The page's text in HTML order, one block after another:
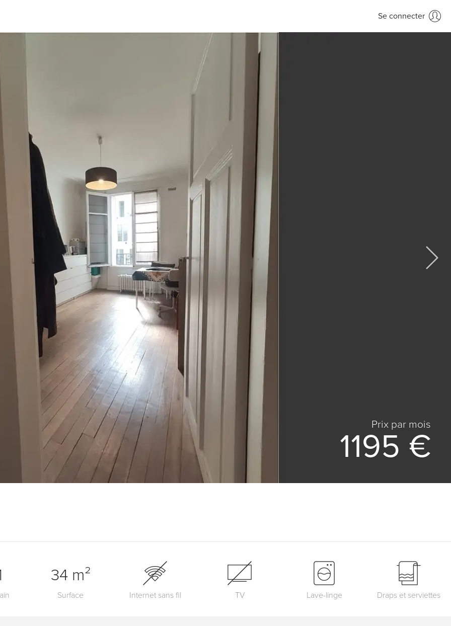
Se connecter
Prix ​​par mois
1195 €
Surface
34 m²
Internet sans fil TV Lave-linge Draps et serviettes